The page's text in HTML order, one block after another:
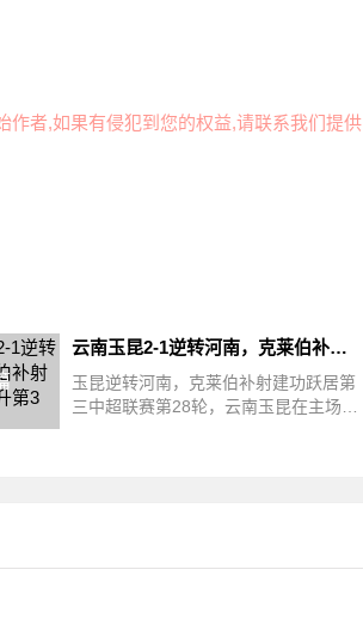
作者,如果有侵犯到您的权益,请联系我们提供
云南玉昆2-1逆转河南，克莱伯补射制胜助球队升第3
玉昆逆转河南，克莱伯补射建功跃居第
三中超联赛第28轮，云南玉昆在主场迎